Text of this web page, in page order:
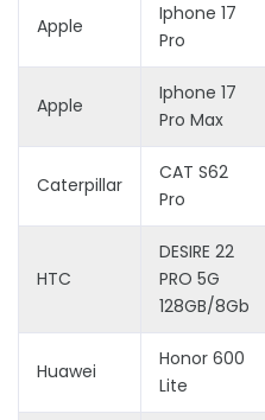
Apple
Iphone 17
Pro
Apple
Iphone 17
Pro Max
Caterpillar
CAT S62
Pro
HTC
DESIRE 22
PRO 5G
128GB/8Gb
Huawei
Honor 600
Lite